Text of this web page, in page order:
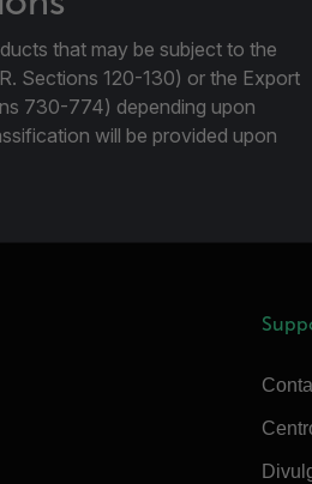
that may be subject to the
Sections 120-130) or the Export
730-774) depending upon
will be provided upon